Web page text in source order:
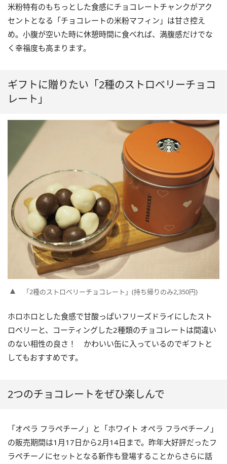
米粉特有のもちっとした食感にチョコレートチャンクがアク
セントとなる「チョコレートの米粉マフィン」は甘さ控え
め。小腹が空いた時に休憩時間に食べれば、満腹感だけでな
く幸福度も高まります。
ギフトに贈りたい「2種のストロベリーチョコ
レート」
「2種のストロベリーチョコレート」(持ち帰りのみ2,350円)
ホロホロとした食感で甘酸っぱいフリーズドライにしたスト
ロベリーと、コーティングした2種類のチョコレートは間違い
のない相性の良さ！ かわいい缶に入っているのでギフトと
してもおすすめです。
2つのチョコレートをぜひ楽しんで
「オペラ フラペチーノ」と「ホワイト オペラ フラペチーノ」
の販売期間は1月17日から2月14日まで。昨年大好評だったフ
ラペチーノにセットとなる新作も登場することからさらに話